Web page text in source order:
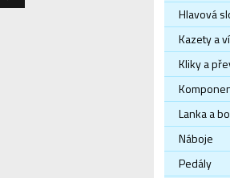
Hlavová
Kazety a
Kliky a
Lanka a
Náboje
Pedály